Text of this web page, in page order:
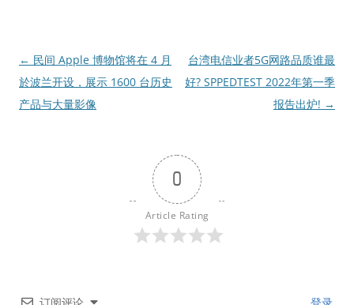
文
章
导
← 民间 Apple 博物馆将在 4 月
於波兰开设，展示 1600 台历史
产品与大量影像
台湾电信业者5G网路品质谁最
好? SPPEDTEST 2022年第一季
报告出炉! →
0
Article Rating